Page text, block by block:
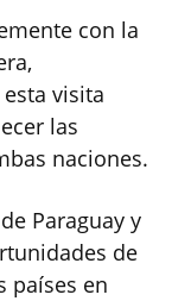
con la
visita
las
naciones.
Paraguay y
de
países en